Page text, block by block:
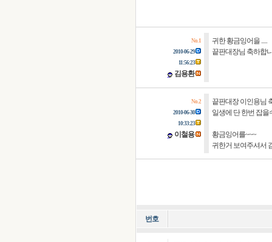
No. 1
2010-06-29
11:56:23
김용환
귀한 황금잉어을 .....
끝판대장님 축하합
No. 2
2010-06-30
10:33:23
이철용
끝판대장 이인용님
일생에 단 한번 잡을
황금잉어를~~~
귀한거 보여주셔서
번호